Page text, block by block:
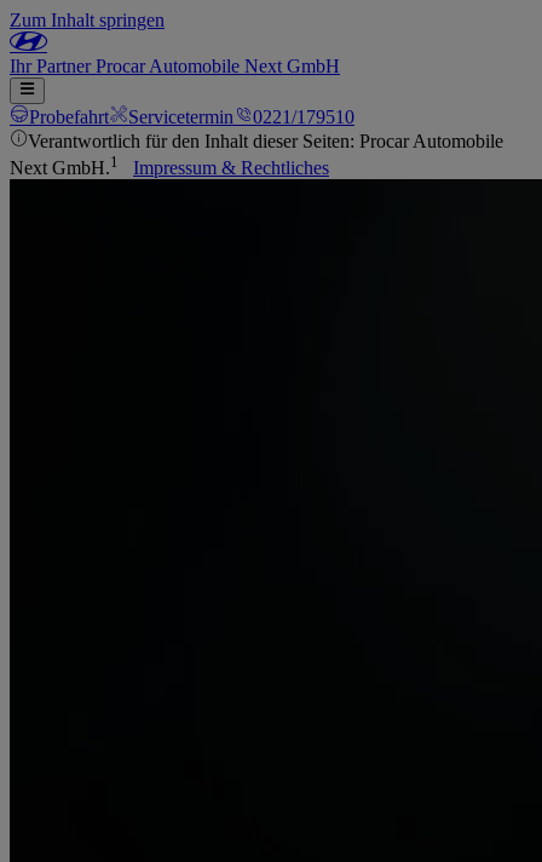
Zum Inhalt springen
IhrPartnerProcar Automobile Next GmbH
Probefahrt Servicetermin
0221/179510
Verantwortlich für den Inhalt dieser Seiten: Procar Automobile
Next GmbH.1 Impressum & Rechtliches